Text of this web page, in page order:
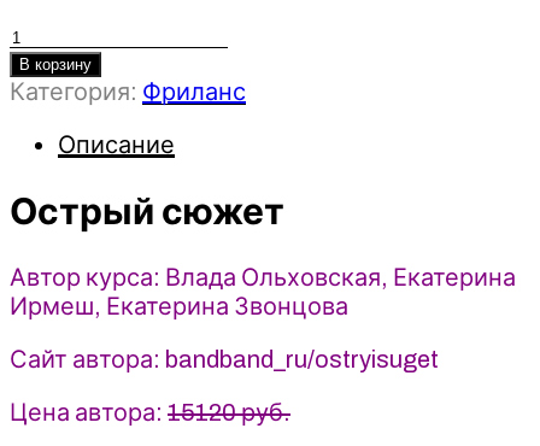
Количество
товара
Острый
Ольховская,
Екатерина
Ирмеш,
Екатерина
Звонцова
(2025)
Band
В корзину
Категория: Фриланс
Описание
Острый сюжет
Автор курса: Влада Ольховская, Екатерина
Ирмеш, Екатерина Звонцова
Сайт автора: bandband_ru/ostryisuget
Цена автора: 15120 руб.